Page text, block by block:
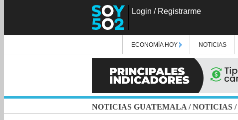
Login / Registrarme
ECONOMÍA HOY NOTICIAS
NOTICIAS GUATEMALA /NOTICIAS /